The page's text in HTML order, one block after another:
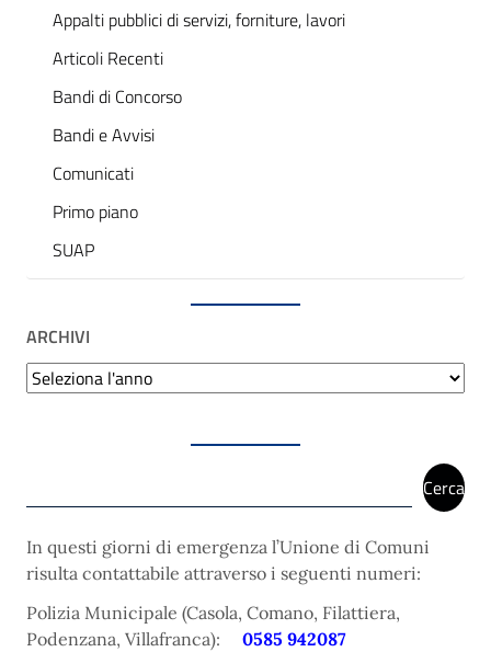
Appalti pubblici di servizi, forniture, lavori
Articoli Recenti
Bandi di Concorso
Bandi e Avvisi
Comunicati
Primo piano
SUAP
ARCHIVI
Archivi
Cerca
In questi giorni di emergenza l’Unione di Comuni
risulta contattabile attraverso i seguenti numeri:
Polizia Municipale (Casola, Comano, Filattiera,
Podenzana, Villafranca): 0585 942087